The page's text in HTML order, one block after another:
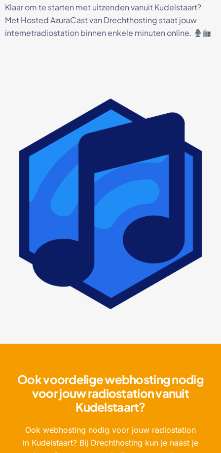
Klaar om te starten met uitzenden vanuit Kudelstaart?
Met Hosted AzuraCast van Drechthosting staat jouw
internetradiostation binnen enkele minuten online.
Ook voordelige webhosting nodig
voor jouw radiostation vanuit
Kudelstaart?
Ook webhosting nodig voor jouw radiostation
in Kudelstaart? Bij Drechthosting kun je naast je